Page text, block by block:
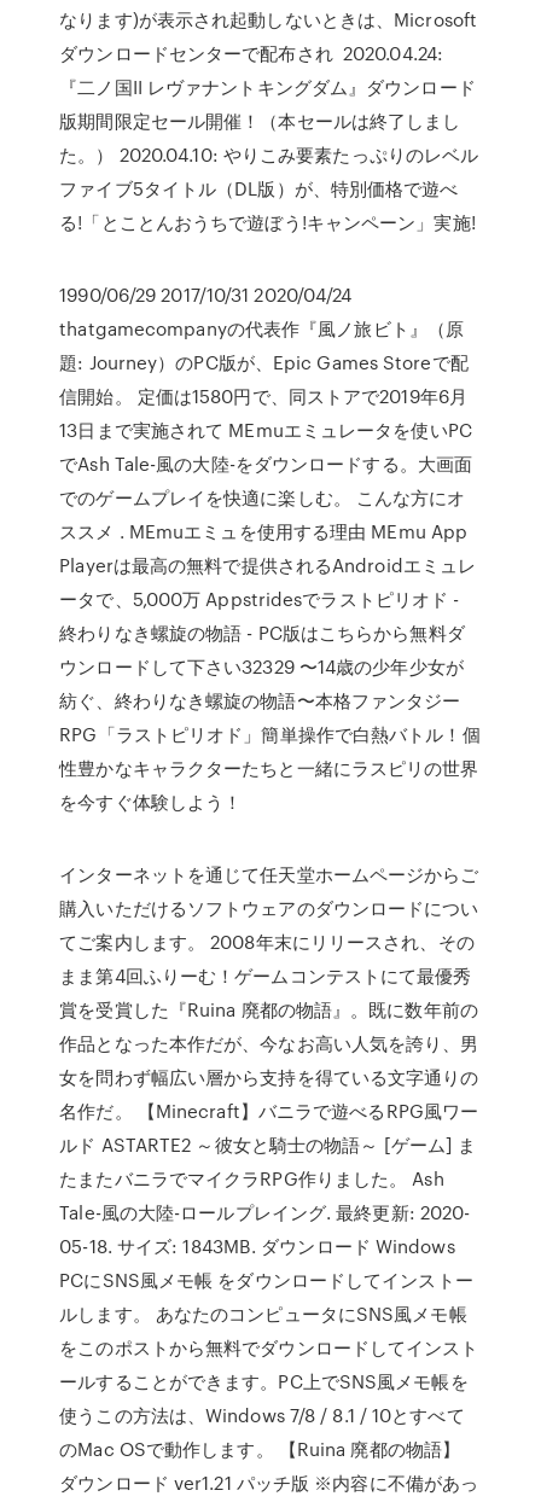
なります)が表示され起動しないときは、Microsoft
ダウンロードセンターで配布され 2020.04.24:
『二ノ国II レヴァナントキングダム』ダウンロード
版期間限定セール開催！（本セールは終了しまし
た。） 2020.04.10: やりこみ要素たっぷりのレベル
ファイブ5タイトル（DL版）が、特別価格で遊べ
る!「とことんおうちで遊ぼう!キャンペーン」実施!
1990/06/29 2017/10/31 2020/04/24
thatgamecompanyの代表作『風ノ旅ビト』（原
題: Journey）のPC版が、Epic Games Storeで配
信開始。 定価は1580円で、同ストアで2019年6月
13日まで実施されて MEmuエミュレータを使いPC
でAsh Tale-風の大陸-をダウンロードする。大画面
でのゲームプレイを快適に楽しむ。 こんな方にオ
ススメ . MEmuエミュを使用する理由 MEmu App
Playerは最高の無料で提供されるAndroidエミュレ
ータで、5,000万 Appstridesでラストピリオド -
終わりなき螺旋の物語 - PC版はこちらから無料ダ
ウンロードして下さい32329 〜14歳の少年少女が
紡ぐ、終わりなき螺旋の物語〜本格ファンタジー
RPG「ラストピリオド」簡単操作で白熱バトル！個
性豊かなキャラクターたちと一緒にラスピリの世界
を今すぐ体験しよう！
インターネットを通じて任天堂ホームページからご
購入いただけるソフトウェアのダウンロードについ
てご案内します。 2008年末にリリースされ、その
まま第4回ふりーむ！ゲームコンテストにて最優秀
賞を受賞した『Ruina 廃都の物語』。既に数年前の
作品となった本作だが、今なお高い人気を誇り、男
女を問わず幅広い層から支持を得ている文字通りの
名作だ。 【Minecraft】バニラで遊べるRPG風ワー
ルド ASTARTE2 ～彼女と騎士の物語～ [ゲーム] ま
たまたバニラでマイクラRPG作りました。 Ash
Tale-風の大陸-ロールプレイング. 最終更新: 2020-
05-18. サイズ: 1843MB. ダウンロード Windows
PCにSNS風メモ帳 をダウンロードしてインストー
ルします。 あなたのコンピュータにSNS風メモ帳
をこのポストから無料でダウンロードしてインスト
ールすることができます。PC上でSNS風メモ帳を
使うこの方法は、Windows 7/8 / 8.1 / 10とすべて
のMac OSで動作します。 【Ruina 廃都の物語】
ダウンロード ver1.21 パッチ版 ※内容に不備があっ